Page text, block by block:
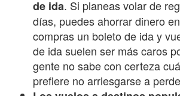
de ida. Si planeas volar de
días, puedes ahorrar dinero
compras un boleto de ida y
de ida suelen ser más caros
gente no sabe con certeza
prefiere no arriesgarse a